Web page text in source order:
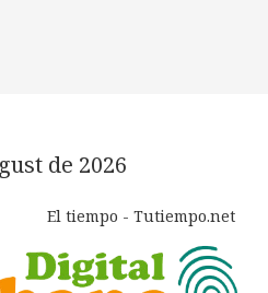
de 2026
El tiempo - Tutiempo.net